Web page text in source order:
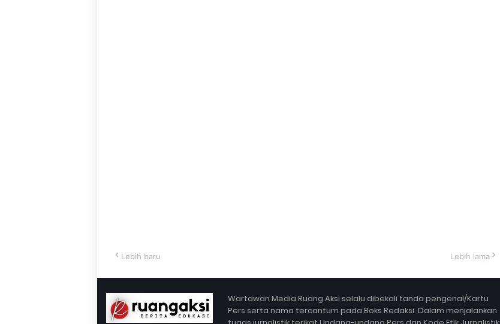
Lebih baru Lebih lama
Wartawan Media Ruang Aksi selalu dibekali tanda pengenal/Kartu
Pers serta nama tercantum pada Boks Redaksi. Dalam menjalankan